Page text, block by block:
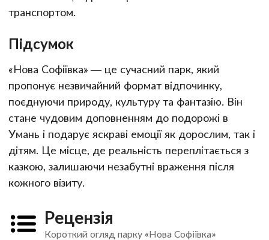
транспортом.
Підсумок
«Нова Софіївка» — це сучасний парк, який
пропонує незвичайний формат відпочинку,
поєднуючи природу, культуру та фантазію. Він
стане чудовим доповненням до подорожі в
Умань і подарує яскраві емоції як дорослим, так і
дітям. Це місце, де реальність переплітається з
казкою, залишаючи незабутні враження після
кожного візиту.
Рецензія
Короткий огляд парку «Нова Софіївка»